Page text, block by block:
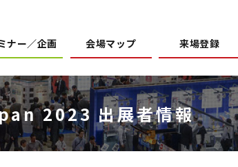
ナー／企画 会場マップ 来場登録
2023 出展者情報